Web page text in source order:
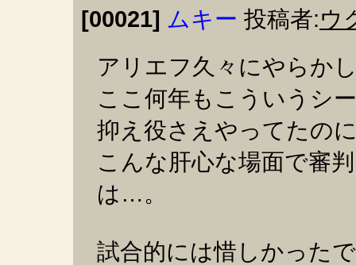
[00021] ムキー 投稿者:ウ
アリエフ久々にやらか
ここ何年もこういうシ
抑え役さえやってたの
こんな肝心な場面で審
は…。
試合的には惜しかった